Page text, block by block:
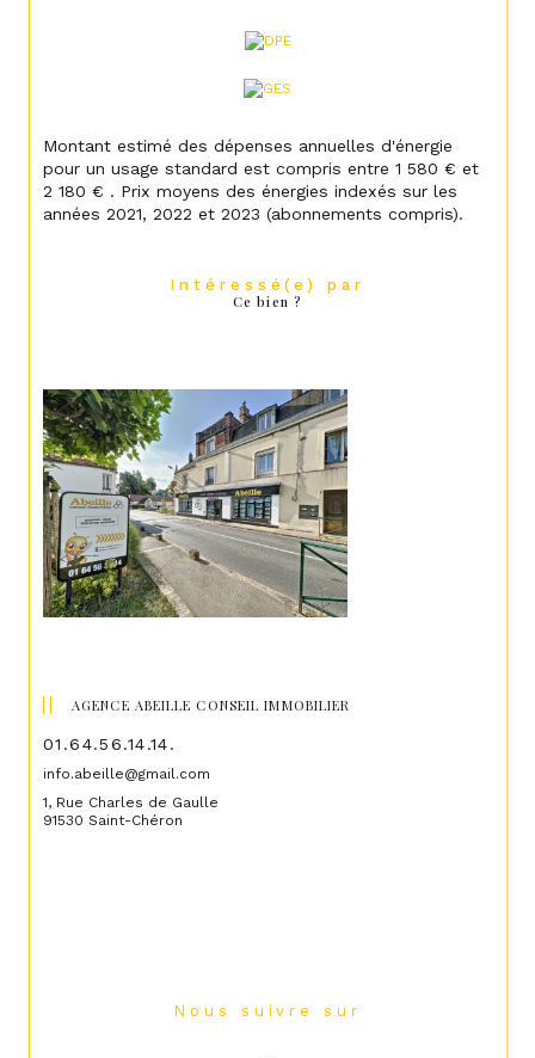
Montant estimé des dépenses annuelles d'énergie
pour un usage standard est compris entre 1 580 € et
2 180 € . Prix moyens des énergies indexés sur les
années 2021, 2022 et 2023 (abonnements compris).
Intéressé(e) par
Ce bien ?
AGENCE ABEILLE CONSEIL IMMOBILIER
01.64.56.14.14.
info.abeille@gmail.com
1, Rue Charles de Gaulle
91530 Saint-Chéron
Nous suivre sur